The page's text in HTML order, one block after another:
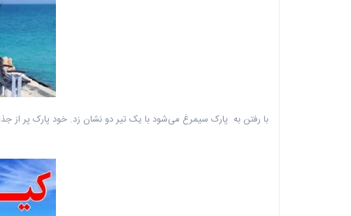
با رفتن به پارک سیمرغ می‌شود با یک تیر دو نشان زد. خود پارک پر از